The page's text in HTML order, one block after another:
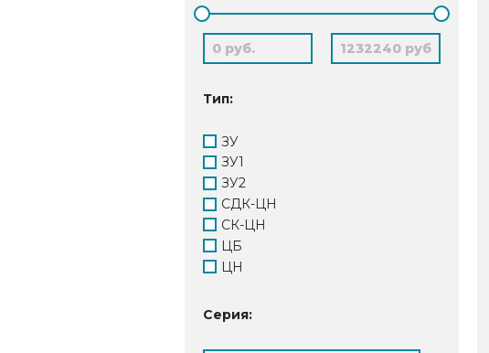
Тип:
ЗУ
ЗУ1
ЗУ2
СДК-ЦН
СК-ЦН
ЦБ
ЦН
Серия: